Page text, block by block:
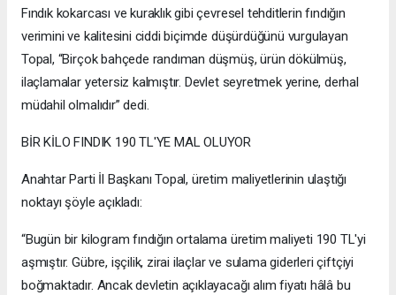
Fındık kokarcası ve kuraklık gibi çevresel tehditlerin fındığın
verimini ve kalitesini ciddi biçimde düşürdüğünü vurgulayan
Topal, “Birçok bahçede randıman düşmüş, ürün dökülmüş,
ilaçlamalar yetersiz kalmıştır. Devlet seyretmek yerine, derhal
müdahil olmalıdır” dedi.
BİR KİLO FINDIK 190 TL'YE MAL OLUYOR
Anahtar Parti İl Başkanı Topal, üretim maliyetlerinin ulaştığı
noktayı şöyle açıkladı:
“Bugün bir kilogram fındığın ortalama üretim maliyeti 190 TL'yi
aşmıştır. Gübre, işçilik, zirai ilaçlar ve sulama giderleri çiftçiyi
boğmaktadır. Ancak devletin açıklayacağı alım fiyatı hâlâ bu